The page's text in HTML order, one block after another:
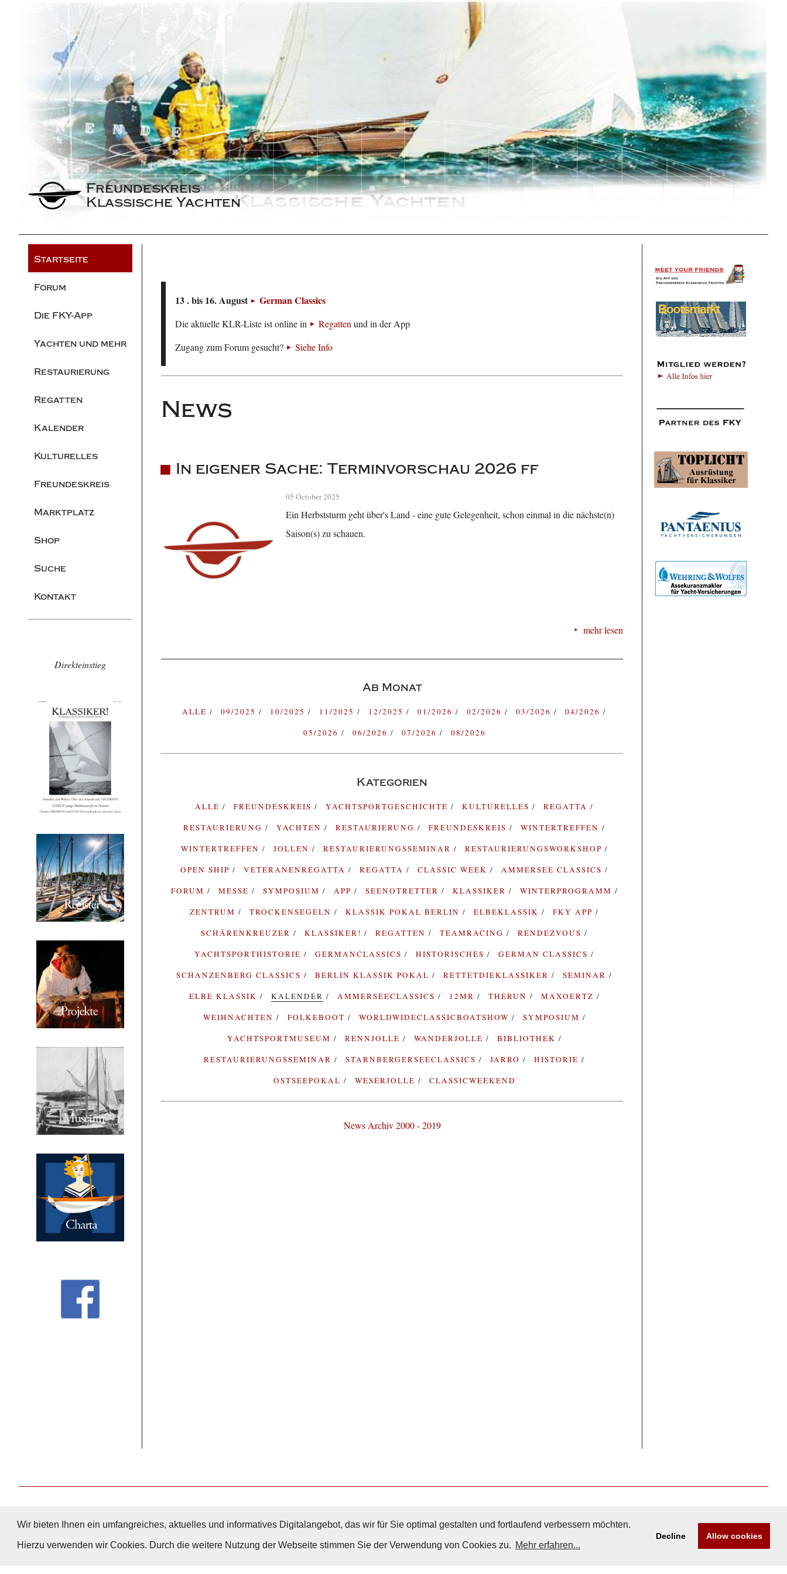
Wir bieten Ihnen ein umfangreiches, aktuelles und informatives Digitalangebot, das wir für Sie optimal gestalten und fortlaufend verbessern möchten.
Hierzu verwenden wir Cookies. Durch die weitere Nutzung der Webseite stimmen Sie der Verwendung von Cookies zu. Mehr erfahren...
Decline Allow cookies
Freundeskreis
Klassische Yachten
Startseite
Forum
Die FKY-App
Yachten und mehr
Restaurierung
Regatten
Kalender
Kulturelles
Freundeskreis
Marktplatz
Shop
Suche
Kontakt
Direkteinstieg
13 . bis 16. August German Classics
Die aktuelle KLR-Liste ist online in Regattenund in der App
Zugang zum Forum gesucht?
Siehe Info
News
In eigener Sache: Terminvorschau 2026 ff
05 October 2025
Ein Herbststurm geht über's Land - eine gute Gelegenheit, schon einmal in die nächste(n)
Saison(s) zu schauen.
mehr lesen
Ab Monat
ALLE 09/2025 10/2025 11/2025 12/2025 01/2026 02/2026 03/2026
04/2026
05/2026
06/2026 07/2026 08/2026
Kategorien
ALLE FREUNDESKREIS YACHTSPORTGESCHICHTE KULTURELLES
REGATTA
RESTAURIERUNG
YACHTEN RESTAURIERUNG FREUNDESKREIS
WINTERTREFFEN
WINTERTREFFEN
JOLLEN RESTAURIERUNGSSEMINAR
RESTAURIERUNGSWORKSHOP
OPEN SHIP
VETERANENREGATTA REGATTA CLASSIC WEEK
AMMERSEE CLASSICS
FORUM
MESSE SYMPOSIUM APP SEENOTRETTER KLASSIKER
WINTERPROGRAMM
ZENTRUM
TROCKENSEGELN KLASSIK POKAL BERLIN ELBEKLASSIK
FKY APP
SCHÄRENKREUZER
KLASSIKER! REGATTEN TEAMRACING
RENDEZVOUS
YACHTSPORTHISTORIE
GERMANCLASSICS HISTORISCHES
GERMAN CLASSICS
SCHANZENBERG CLASSICS
BERLIN KLASSIK POKAL RETTETDIEKLASSIKER
SEMINAR
ELBE KLASSIK
KALENDER AMMERSEECLASSICS 12MR THERUN
MAXOERTZ
WEIHNACHTEN
FOLKEBOOT WORLDWIDECLASSICBOATSHOW
SYMPOSIUM
YACHTSPORTMUSEUM
RENNJOLLE WANDERJOLLE
BIBLIOTHEK
RESTAURIERUNGSSEMINAR
STARNBERGERSEECLASSICS JARRO
HISTORIE
OSTSEEPOKAL
WESERJOLLE CLASSICWEEKEND
News Archiv 2000 - 2019
Nach Oben